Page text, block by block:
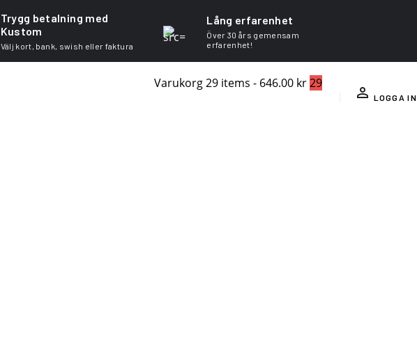
Trygg betalning med
Kustom
Välj kort, bank, swish eller faktura
Lång erfarenhet
Över 30 års gemensam
erfarenhet!
Varukorg29 items - 646.00 kr29
LOGGA IN